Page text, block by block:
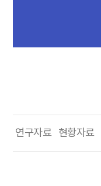
연구자료 현황자료